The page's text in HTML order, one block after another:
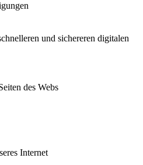
und sichereren digitalen
des Webs
Internet